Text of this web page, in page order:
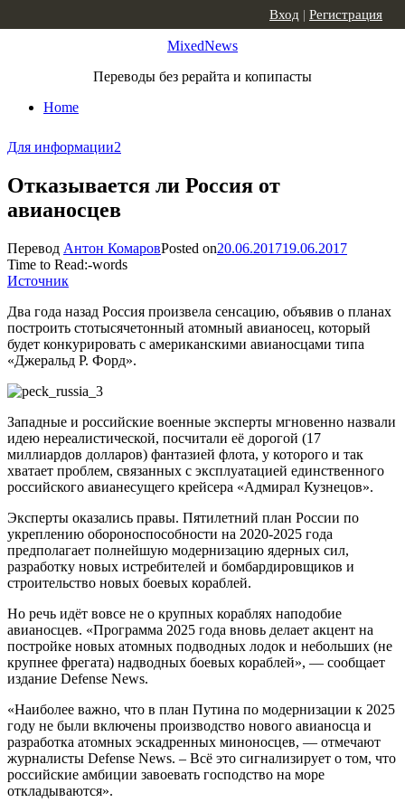
MixedNews
Переводы без рерайта и копипасты
Home
Вход | Регистрация
Для информации2
Отказывается ли Россия от
авианосцев
Перевод Антон КомаровPosted on20.06.201719.06.2017
Time to Read:-words
Источник
Два года назад Россия произвела сенсацию, объявив о планах
построить стотысячетонный атомный авианосец, который
будет конкурировать с американскими авианосцами типа
«Джеральд Р. Форд».
Западные и российские военные эксперты мгновенно назвали
идею нереалистической, посчитали её дорогой (17
миллиардов долларов) фантазией флота, у которого и так
хватает проблем, связанных с эксплуатацией единственного
российского авианесущего крейсера «Адмирал Кузнецов».
Эксперты оказались правы. Пятилетний план России по
укреплению обороноспособности на 2020-2025 года
предполагает полнейшую модернизацию ядерных сил,
разработку новых истребителей и бомбардировщиков и
строительство новых боевых кораблей.
Но речь идёт вовсе не о крупных кораблях наподобие
авианосцев. «Программа 2025 года вновь делает акцент на
постройке новых атомных подводных лодок и небольших (не
крупнее фрегата) надводных боевых кораблей», — сообщает
издание Defense News.
«Наиболее важно, что в план Путина по модернизации к 2025
году не были включены производство нового авианосца и
разработка атомных эскадренных миноносцев, — отмечают
журналисты Defense News. – Всё это сигнализирует о том, что
российские амбиции завоевать господство на море
откладываются».